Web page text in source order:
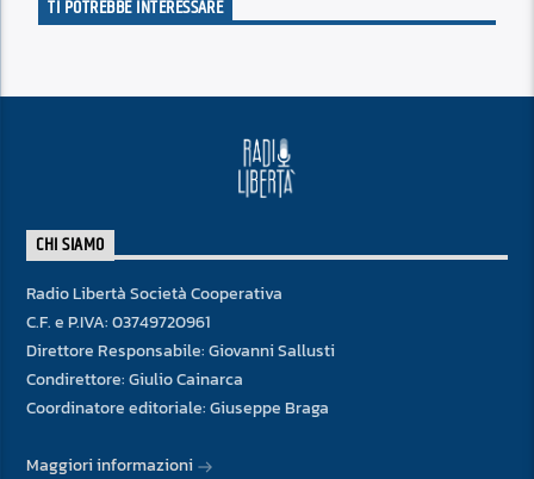
TI POTREBBE INTERESSARE
CHI SIAMO
Radio Libertà Società Cooperativa
C.F. e P.IVA: 03749720961
Direttore Responsabile: Giovanni Sallusti
Condirettore: Giulio Cainarca
Coordinatore editoriale: Giuseppe Braga
Maggiori informazioni